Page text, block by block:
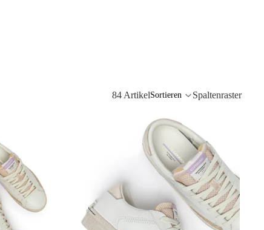
84 ArtikelSortieren Spaltenraster